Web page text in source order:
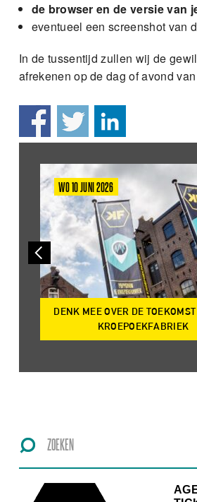
de browser en de versie van
eventueel een screenshot van
In de tussentijd zullen wij de
afrekenen op de dag of avond
WO 10 JUNI 2026
DENK MEE OVER DE
KROEPOEKFABRIEK